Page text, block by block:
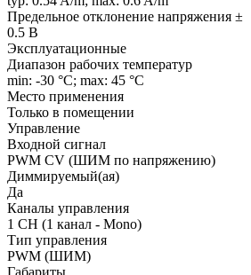
Предельное отклонение напряжения ±
0.5 В
Эксплуатационные
Диапазон рабочих температур
min: -30 °C; max: 45 °C
Место применения
Только в помещении
Управление
Входной сигнал
PWM СV (ШИМ по напряжению)
Диммируемый(ая)
Да
Каналы управления
1 CH (1 канал - Mono)
Тип управления
PWM (ШИМ)
Габариты